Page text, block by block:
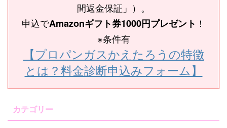
間返金保証」）。
申込でAmazonギフト券1000円プレゼント ！
※条件有
【プロパンガスかえたろうの特徴
とは？料金診断申込みフォーム】
カテゴリー